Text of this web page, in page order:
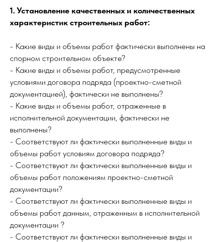
1. Установление качественных и количественных
характеристик строительных работ:
- Какие виды и объемы работ фактически выполнены на
спорном строительном объекте?
- Какие виды и объемы работ, предусмотренные
условиями договора подряда (проектно-сметной
документацией), фактически не выполнены?
- Какие виды и объемы работ, отраженные в
исполнительной документации, фактически не
выполнены?
- Соответствуют ли фактически выполненные виды и
объемы работ условиям договора подряда?
- Соответствуют ли фактически выполненные виды и
объемы работ положениям проектно-сметной
документации?
- Соответствуют ли фактически выполненные виды и
объемы работ данным, отраженным в исполнительной
документации ?
- Соответствуют ли фактически выполненные виды и